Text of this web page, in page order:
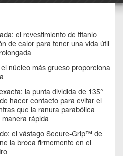
el revestimiento de titanio
de calor para tener una vida útil
núcleo más grueso proporciona
la punta dividida de 135°
hacer contacto para evitar el
que la ranura parabólica
manera rápida
el vástago Secure-Grip™ de
la broca firmemente en el